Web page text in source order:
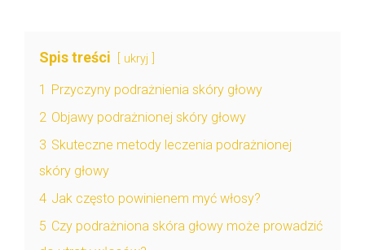
Spis treści ukryj
1 Przyczyny podrażnienia skóry głowy
2 Objawy podrażnionej skóry głowy
3 Skuteczne metody leczenia podrażnionej
skóry głowy
4 Jak często powinienem myć włosy?
5 Czy podrażniona skóra głowy może prowadzić